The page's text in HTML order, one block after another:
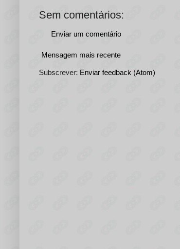
Sem comentários:
Enviar um comentário
Mensagem mais recente
Subscrever: Enviar feedback (Atom)